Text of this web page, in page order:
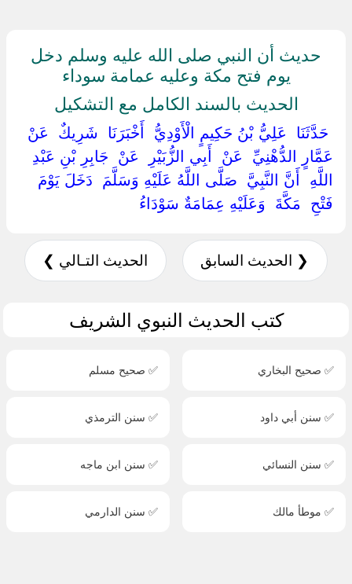
حديث أن النبي صلى الله عليه وسلم دخل
يوم فتح مكة وعليه عمامة سوداء
الحديث بالسند الكامل مع التشكيل
‏ ‏حَدَّثَنَا ‏ ‏عَلِيُّ بْنُ حَكِيمٍ الْأَوْدِيُّ ‏ ‏أَخْبَرَنَا ‏ ‏شَرِيكٌ ‏ ‏عَنْ ‏
‏عَمَّارٍ الدُّهْنِيِّ ‏ ‏عَنْ ‏ ‏أَبِي الزُّبَيْرِ ‏ ‏عَنْ ‏ ‏جَابِرِ بْنِ عَبْدِ
اللَّهِ ‏ ‏أَنَّ النَّبِيَّ ‏ ‏صَلَّى اللَّهُ عَلَيْهِ وَسَلَّمَ ‏ ‏دَخَلَ يَوْمَ
فَتْحِ ‏ ‏مَكَّةَ ‏ ‏وَعَلَيْهِ عِمَامَةٌ سَوْدَاءُ ‏
❮ الحديث السابق الحديث التـالي ❯
كتب الحديث النبوي الشريف
✅ صحيح البخاري ✅ صحيح مسلم
✅ سنن أبي داود ✅ سنن الترمذي
✅ سنن النسائي ✅ سنن ابن ماجه
✅ موطأ مالك ✅ سنن الدارمي